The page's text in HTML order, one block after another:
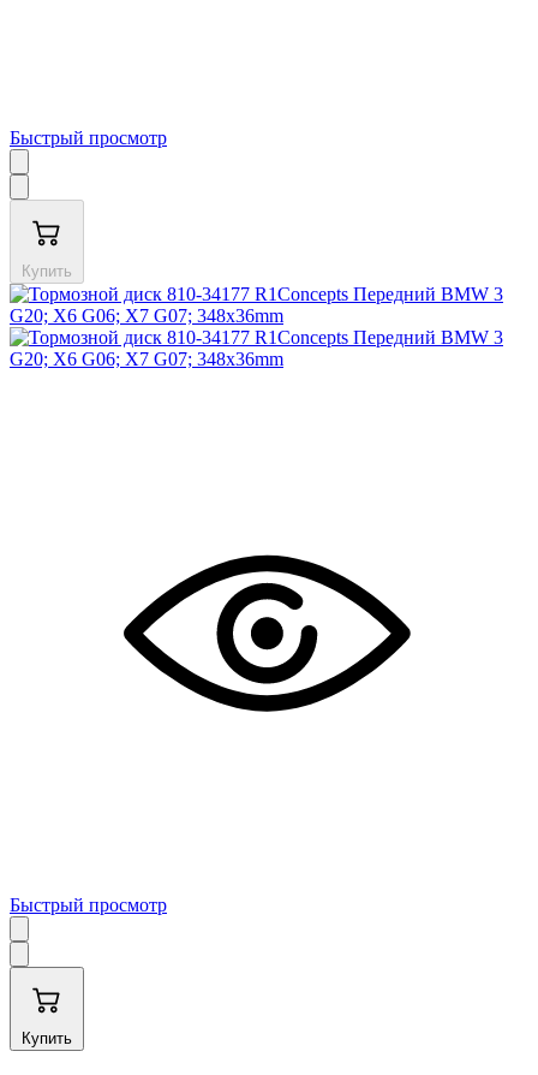
Быстрый просмотр
Купить
Быстрый просмотр
Купить